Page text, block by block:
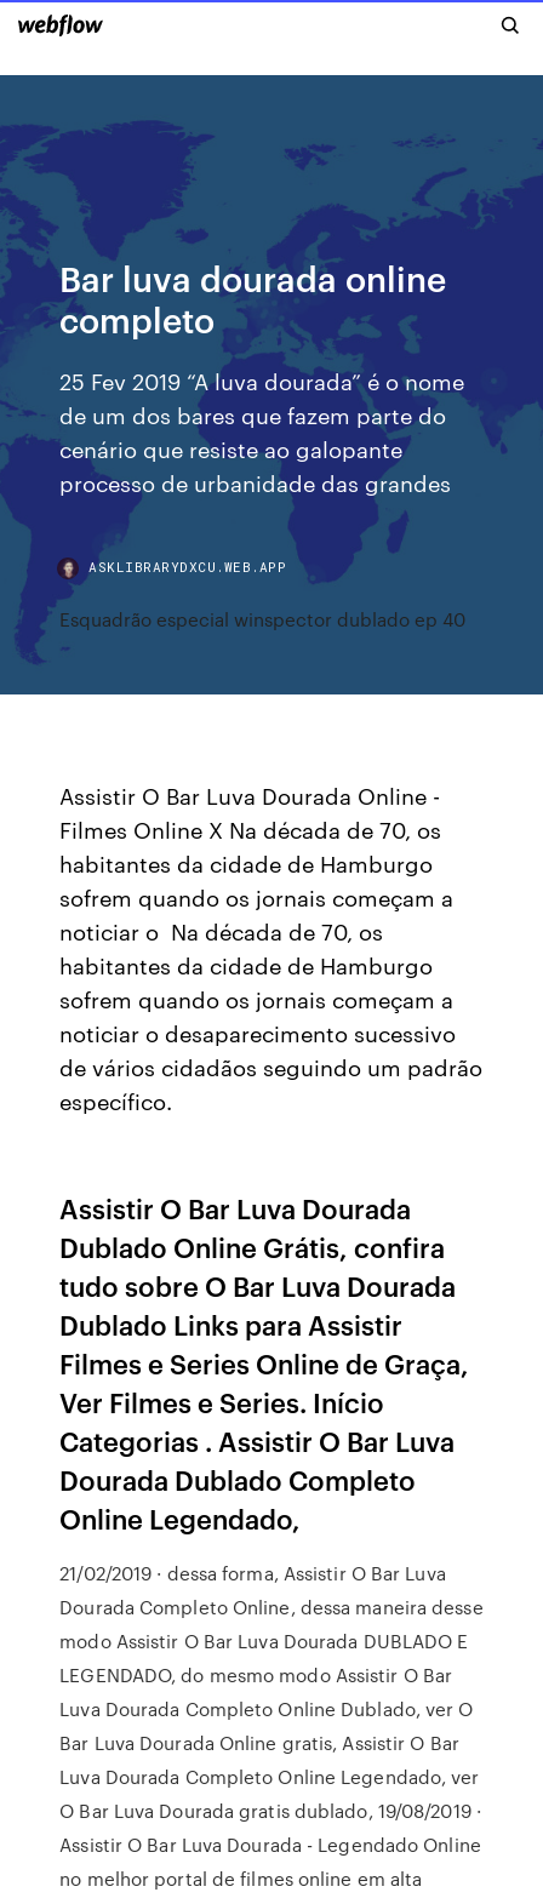
Bar luva dourada online
completo
25 Fev 2019 “A luva dourada” é o nome
de um dos bares que fazem parte do
cenário que resiste ao galopante
processo de urbanidade das grandes
ASKLIBRARYDXCU.WEB.APP
Esquadrão especial winspector dublado ep 40
Assistir O Bar Luva Dourada Online -
Filmes Online X Na década de 70, os
habitantes da cidade de Hamburgo
sofrem quando os jornais começam a
noticiar o Na década de 70, os
habitantes da cidade de Hamburgo
sofrem quando os jornais começam a
noticiar o desaparecimento sucessivo
de vários cidadãos seguindo um padrão
específico.
Assistir O Bar Luva Dourada
Dublado Online Grátis, confira
tudo sobre O Bar Luva Dourada
Dublado Links para Assistir
Filmes e Series Online de Graça,
Ver Filmes e Series. Início
Categorias . Assistir O Bar Luva
Dourada Dublado Completo
Online Legendado,
21/02/2019 · dessa forma, Assistir O Bar Luva
Dourada Completo Online, dessa maneira desse
modo Assistir O Bar Luva Dourada DUBLADO E
LEGENDADO, do mesmo modo Assistir O Bar
Luva Dourada Completo Online Dublado, ver O
Bar Luva Dourada Online gratis, Assistir O Bar
Luva Dourada Completo Online Legendado, ver
O Bar Luva Dourada gratis dublado, 19/08/2019 ·
Assistir O Bar Luva Dourada - Legendado Online
no melhor portal de filmes online em alta